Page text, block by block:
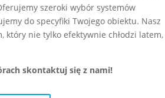
szeroki wybór systemów
do specyfiki Twojego obiektu. Nasz
który nie tylko efektywnie chłodzi
skontaktuj się z nami!